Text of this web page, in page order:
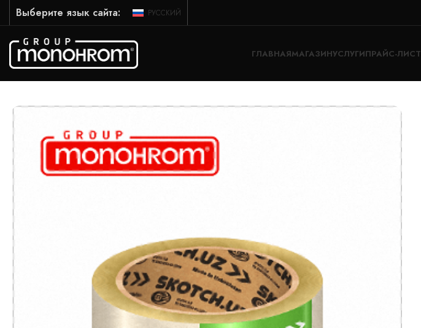
Выберите язык сайта: РУССКИЙ
ГЛАВНАЯМАГАЗИНУСЛУГИПРАЙС-ЛИСТ